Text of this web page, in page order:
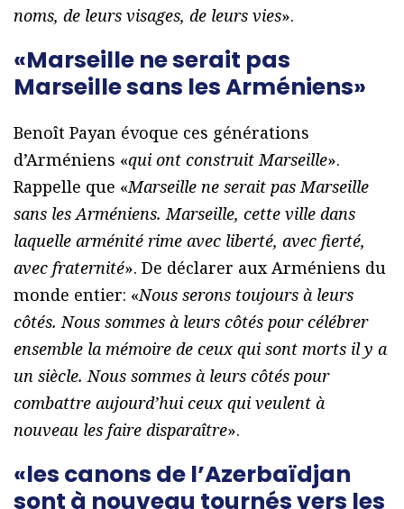
noms, de leurs visages, de leurs vies».
«Marseille ne serait pas
Marseille sans les Arméniens»
Benoît Payan évoque ces générations
d’Arméniens «qui ont construit Marseille».
Rappelle que «Marseille ne serait pas Marseille
sans les Arméniens. Marseille, cette ville dans
laquelle arménité rime avec liberté, avec fierté,
avec fraternité». De déclarer aux Arméniens du
monde entier: «Nous serons toujours à leurs
côtés. Nous sommes à leurs côtés pour célébrer
ensemble la mémoire de ceux qui sont morts il y a
un siècle. Nous sommes à leurs côtés pour
combattre aujourd’hui ceux qui veulent à
nouveau les faire disparaître».
«les canons de l’Azerbaïdjan
sont à nouveau tournés vers les